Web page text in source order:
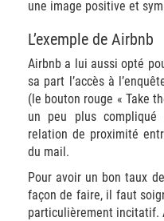
une image positive et
L’exemple de Airbnb
Airbnb a lui aussi opté
sa part l’accès à
(le bouton rouge « Take
un peu plus
relation de proximité
du mail.
Pour avoir un bon taux
façon de faire, il faut
particulièrement incitatif.